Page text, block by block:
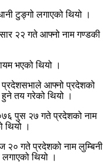
टुङ्गो लगाएको थियो ।
२२ गते आफ्नो नाम गण्डकी
भएको थियो ।
आफ्नो प्रदेशको
हुने तय गरेको थियो ।
पुस २७ गते प्रदेशको नाम
थियो ।
गते प्रदेशको नाम लुम्बिनी
लगाएको थियो ।